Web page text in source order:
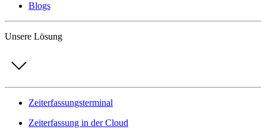
Blogs
Unsere Lösung
Zeiterfassungsterminal
Zeiterfassung in der Cloud